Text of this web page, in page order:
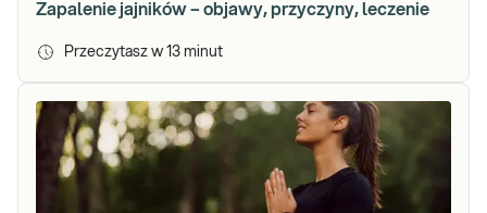
Zapalenie jajników – objawy, przyczyny, leczenie
Przeczytasz w 13 minut